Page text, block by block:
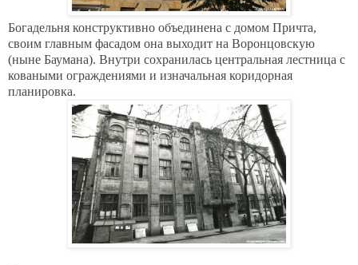
Богадельня конструктивно объединена с домом Причта,
своим главным фасадом она выходит на Воронцовскую
(ныне Баумана). Внутри сохранилась центральная лестница с
коваными ограждениями и изначальная коридорная
планировка.